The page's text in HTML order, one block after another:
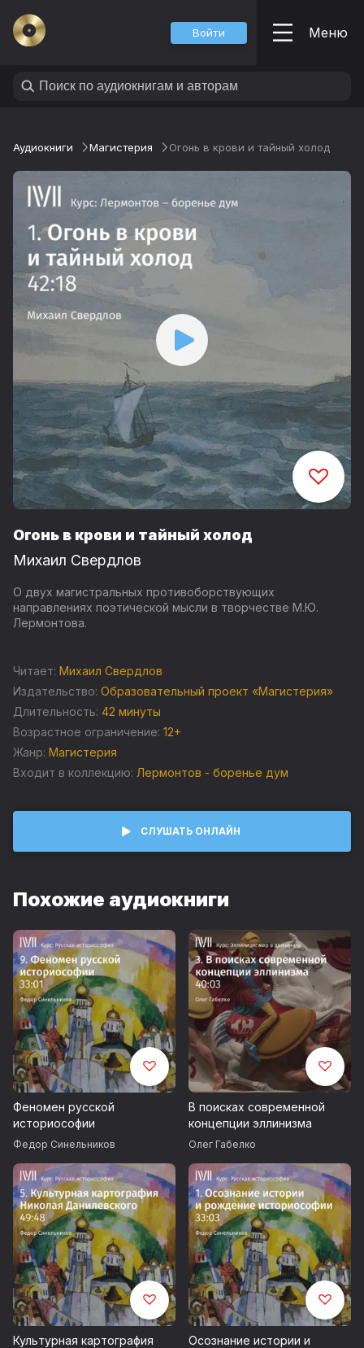
Войти Меню
Аудиокниги Магистерия Огонь в крови и тайный холод
Огонь в крови и тайный холод
Михаил Свердлов
О двух магистральных противоборствующих
направлениях поэтической мысли в творчестве М.Ю.
Лермонтова.
Читает: Михаил Свердлов
Издательство: Образовательный проект «Магистерия»
Длительность: 42 минуты
Возрастное ограничение: 12+
Жанр: Магистерия
Входит в коллекцию: Лермонтов - боренье дум
СЛУШАТЬ ОНЛАЙН
Похожие аудиокниги
Феномен русской
историософии
Федор Синельников
В поисках современной
концепции эллинизма
Олег Габелко
Культурная картография
Осознание истории и